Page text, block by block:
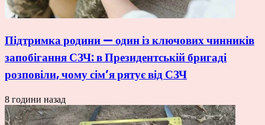
Підтримка родини — один із ключових чинників
запобігання СЗЧ: в Президентській бригаді
розповіли, чому сім’я рятує від СЗЧ
8 години назад